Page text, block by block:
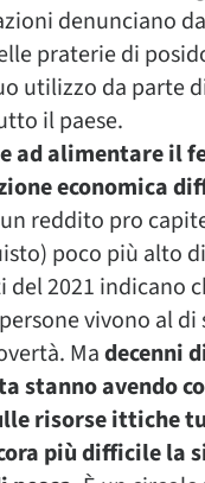
denunciano
praterie di
utilizzo da parte
il paese.
ad alimentare il
economica
reddito pro
poco più alto
del 2021 indicano
vivono al
Madecenni
stanno avendo
risorse ittiche
più difficile la